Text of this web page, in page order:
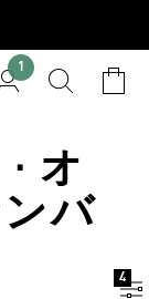
1
オ
バ
4